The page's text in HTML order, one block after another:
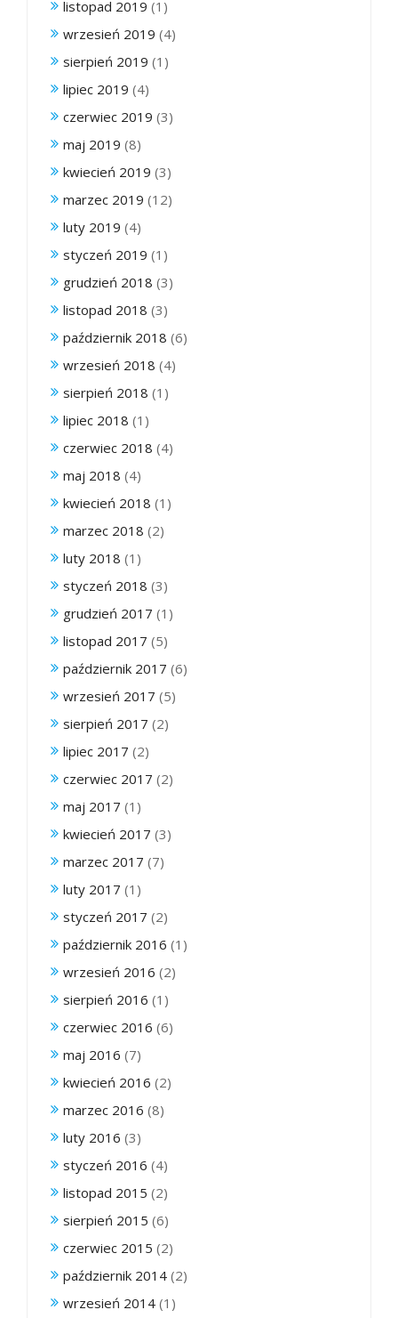
listopad 2019 (1)
wrzesień 2019 (4)
sierpień 2019 (1)
lipiec 2019 (4)
czerwiec 2019 (3)
maj 2019 (8)
kwiecień 2019 (3)
marzec 2019 (12)
luty 2019 (4)
styczeń 2019 (1)
grudzień 2018 (3)
listopad 2018 (3)
październik 2018 (6)
wrzesień 2018 (4)
sierpień 2018 (1)
lipiec 2018 (1)
czerwiec 2018 (4)
maj 2018 (4)
kwiecień 2018 (1)
marzec 2018 (2)
luty 2018 (1)
styczeń 2018 (3)
grudzień 2017 (1)
listopad 2017 (5)
październik 2017 (6)
wrzesień 2017 (5)
sierpień 2017 (2)
lipiec 2017 (2)
czerwiec 2017 (2)
maj 2017 (1)
kwiecień 2017 (3)
marzec 2017 (7)
luty 2017 (1)
styczeń 2017 (2)
październik 2016 (1)
wrzesień 2016 (2)
sierpień 2016 (1)
czerwiec 2016 (6)
maj 2016 (7)
kwiecień 2016 (2)
marzec 2016 (8)
luty 2016 (3)
styczeń 2016 (4)
listopad 2015 (2)
sierpień 2015 (6)
czerwiec 2015 (2)
październik 2014 (2)
wrzesień 2014 (1)